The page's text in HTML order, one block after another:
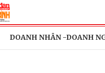
DOANH NHÂN -DOANH